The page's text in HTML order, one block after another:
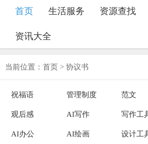
首页 生活服务 资源查找
资讯大全
当前位置： 首页 > 协议书
祝福语 管理制度 范文
观后感 AI写作 写作工
AI办公 AI绘画 设计工